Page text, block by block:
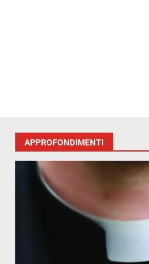
APPROFONDIMENTI